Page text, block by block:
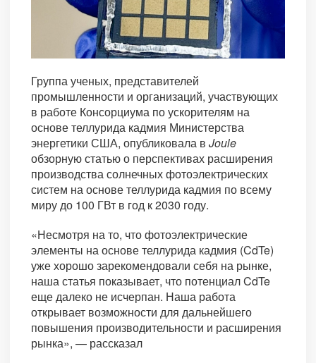
Группа ученых, представителей
промышленности и организаций, участвующих
в работе Консорциума по ускорителям на
основе теллурида кадмия Министерства
энергетики США, опубликовала в Joule
обзорную статью о перспективах расширения
производства солнечных фотоэлектрических
систем на основе теллурида кадмия по всему
миру до 100 ГВт в год к 2030 году.
«Несмотря на то, что фотоэлектрические
элементы на основе теллурида кадмия (CdTe)
уже хорошо зарекомендовали себя на рынке,
наша статья показывает, что потенциал CdTe
еще далеко не исчерпан. Наша работа
открывает возможности для дальнейшего
повышения производительности и расширения
рынка», — рассказал